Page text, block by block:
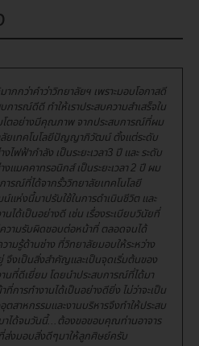
ากกว่าคำว่าวิทยาลัยฯ เพราะมอบโอกาสดี
การณ์ดีดี ทำให้เราประสบความสำเสร็จใน
โตอย่างมีคุณภาพ จากประสบการณ์ที่ผม
ลัยเทคโนโลยีปัญญาภิวัฒน์ ตั้งแต่ระดับ
งไฟฟ้ากำลัง เป็นระยะเวลา3 ปี และ ระดับ
งแมคคาทรอนิกส์ เป็นระยะเวลา 2 ปี ผม
ารณ์ที่ได้จากรั้ววิทยาลัยเทคโนโลยี
ห่งนี้มาปรับใช้ในการดำเนินชีวิต และ
นได้เป็นอย่างดี เช่น เรื่องระเบียบวินัยที่
วามรับผิดชอบต่อหน้าที่ ตลอดจนได้
ามรู้ด้านช่าง ที่วิทยาลัยมอบให้ระหว่าง
จึงเป็นสิ่งสำคัญและเป็นจุดเริ่มต้นของ
นที่ดีเยี่ยม โดยนำประสบการณ์ที่ได้มา
ที่การทำงานได้เป็นอย่างดียิ่ง ไม่ว่าจะเป็น
ตสาหกรรมและงานบริหารจึงทำให้ประสบ
าได้จนวันนี้...ต้องขอขอบคุณท่านอาจาร
ส่งมอบสิ่งดีๆมาให้ลูกศิษย์ครับ